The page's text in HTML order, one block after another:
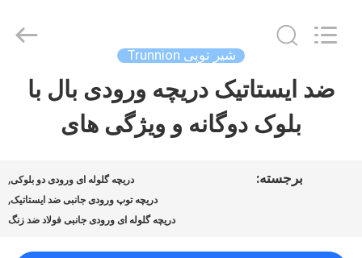
خونه
COOSAI
Reserved.
شیر توپی Trunnion
ضد ایستاتیک دریچه ورودی بال با
بلوک دوگانه و ویژگی های
برجسته: دریچه گلوله ای ورودی دو بلوکی,
دریچه توپ ورودی جانبی ضد ایستاتیک,
دریچه گلوله ای ورودی جانبی فولاد ضد زنگ